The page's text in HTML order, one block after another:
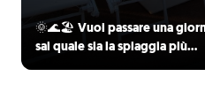
🌞🌊🏖️ Vuoi passare una
sai quale sia la spiaggia più…